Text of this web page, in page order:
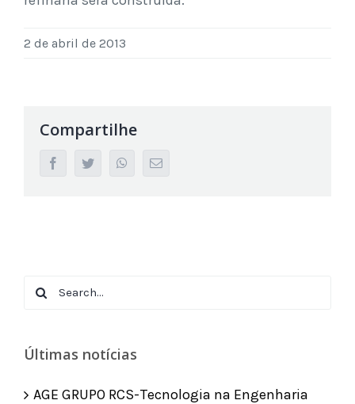
2 de abril de 2013
Compartilhe
facebooktwitter whatsappEmail
Search
Últimas notícias
AGE GRUPO RCS-Tecnologia na Engenharia